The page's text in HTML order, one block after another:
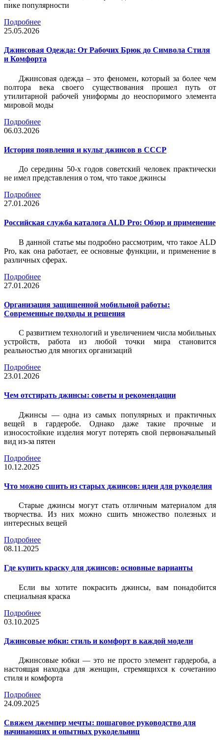
пике популярности
Подробнее
25.05.2026
Джинсовая Одежда: От Рабочих Брюк до Символа Стиля
и Комфорта
Джинсовая одежда – это феномен, который за более чем
полтора века своего существования прошел путь от
утилитарной рабочей униформы до неоспоримого элемента
мировой моды
Подробнее
06.03.2026
История появления и культ джинсов в СССР
До середины 50-х годов советский человек практически
не имел представления о том, что такое джинсы
Подробнее
27.01.2026
Российская служба каталога ALD Pro: Обзор и применение
В данной статье мы подробно рассмотрим, что такое ALD
Pro, как она работает, ее основные функции, и применение в
различных сферах.
Подробнее
27.01.2026
Организация защищенной мобильной работы:
Современные подходы и решения
С развитием технологий и увеличением числа мобильных
устройств, работа из любой точки мира становится
реальностью для многих организаций
Подробнее
23.01.2026
Чем отстирать джинсы: советы и рекомендации
Джинсы — одна из самых популярных и практичных
вещей в гардеробе. Однако даже такие прочные и
износостойкие изделия могут потерять свой первоначальный
вид из-за пятен
Подробнее
10.12.2025
Что можно сшить из старых джинсов: идеи для рукоделия
Старые джинсы могут стать отличным материалом для
творчества. Из них можно сшить множество полезных и
интересных вещей
Подробнее
08.11.2025
Где купить краску для джинсов: основные варианты
Если вы хотите покрасить джинсы, вам понадобится
специальная краска
Подробнее
03.10.2025
Джинсовые юбки: стиль и комфорт в каждой модели
Джинсовые юбки — это не просто элемент гардероба, а
настоящая находка для женщин, стремящихся к сочетанию
стиля и комфорта
Подробнее
24.09.2025
Свяжем джемпер мечты: пошаговое руководство для
начинающих и опытных рукодельниц